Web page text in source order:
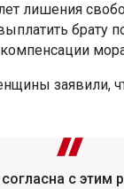
лишения
брату
заявили,
с этим